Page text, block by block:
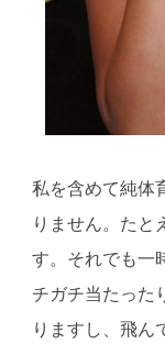
私を含めて純体
りません。たと
す。それでも一
チガチ当たった
りますし、飛ん